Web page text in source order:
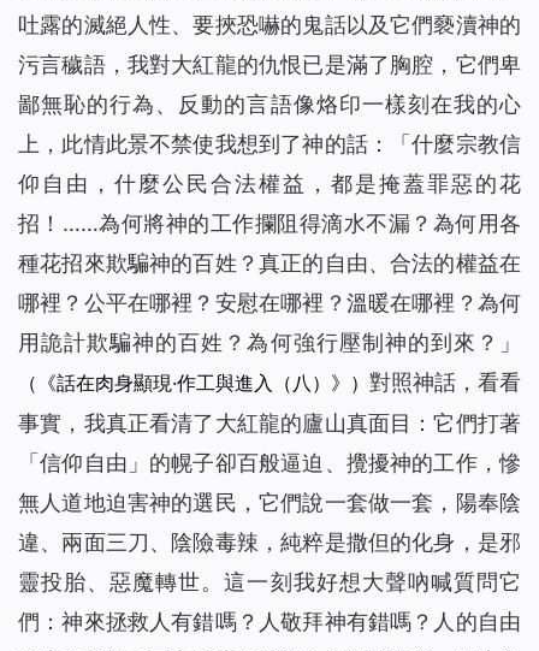
吐露的滅絕人性、要挾恐嚇的鬼話以及它們褻瀆神的
污言穢語，我對大紅龍的仇恨已是滿了胸腔，它們卑
鄙無恥的行為、反動的言語像烙印一樣刻在我的心
上，此情此景不禁使我想到了神的話：「什麼宗教信
仰自由，什麼公民合法權益，都是掩蓋罪惡的花
招！……為何將神的工作攔阻得滴水不漏？為何用各
種花招來欺騙神的百姓？真正的自由、合法的權益在
哪裡？公平在哪裡？安慰在哪裡？溫暖在哪裡？為何
用詭計欺騙神的百姓？為何強行壓制神的到來？ 」
（《話在肉身顯現·作工與進入（八）》） 對照神話，看看
事實，我真正看清了大紅龍的廬山真面目：它們打著
「信仰自由」的幌子卻百般逼迫、攪擾神的工作，慘
無人道地迫害神的選民，它們說一套做一套，陽奉陰
違、兩面三刀、陰險毒辣，純粹是撒但的化身，是邪
靈投胎、惡魔轉世。這一刻我好想大聲吶喊質問它
們：神來拯救人有錯嗎？人敬拜神有錯嗎？人的自由